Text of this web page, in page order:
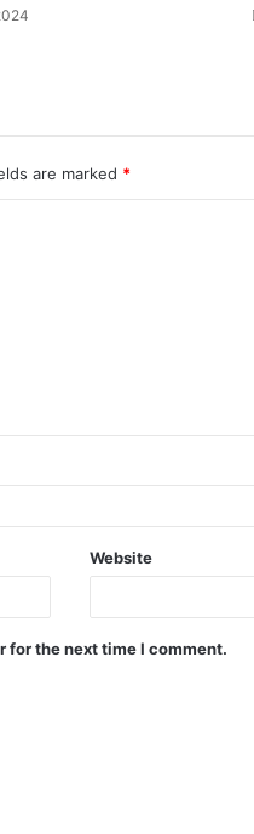
are marked *
Website
for the next time I comment.